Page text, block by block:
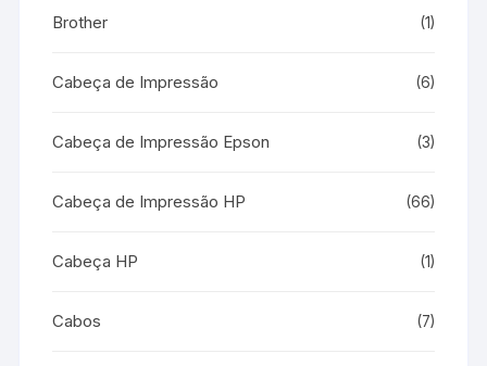
Brother (1)
Cabeça de Impressão (6)
Cabeça de Impressão Epson (3)
Cabeça de Impressão HP (66)
Cabeça HP (1)
Cabos (7)